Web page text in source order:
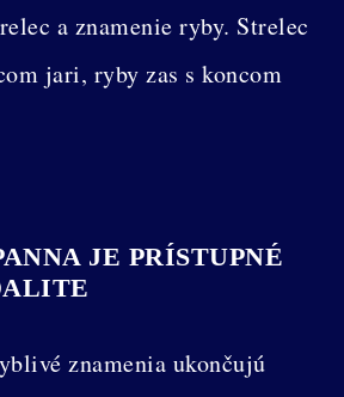
a znamenie ryby. Strelec
jari, ryby zas s koncom
JE PRÍSTUPNÉ
znamenia ukončujú